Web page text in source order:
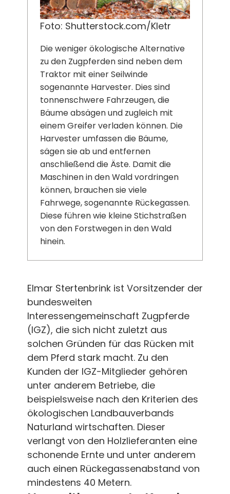
Foto: Shutterstock.com/Kletr
Die weniger ökologische Alternative
zu den Zugpferden sind neben dem
Traktor mit einer Seilwinde
sogenannte Harvester. Dies sind
tonnenschwere Fahrzeugen, die
Bäume absägen und zugleich mit
einem Greifer verladen können. Die
Harvester umfassen die Bäume,
sägen sie ab und entfernen
anschließend die Äste. Damit die
Maschinen in den Wald vordringen
können, brauchen sie viele
Fahrwege, sogenannte Rückegassen.
Diese führen wie kleine Stichstraßen
von den Forstwegen in den Wald
hinein.
Elmar Stertenbrink ist Vorsitzender der
bundesweiten
Interessengemeinschaft Zugpferde
(IGZ), die sich nicht zuletzt aus
solchen Gründen für das Rücken mit
dem Pferd stark macht. Zu den
Kunden der IGZ-Mitglieder gehören
unter anderem Betriebe, die
beispielsweise nach den Kriterien des
ökologischen Landbauverbands
Naturland wirtschaften. Dieser
verlangt von den Holzlieferanten eine
schonende Ernte und unter anderem
auch einen Rückegassenabstand von
mindestens 40 Metern.